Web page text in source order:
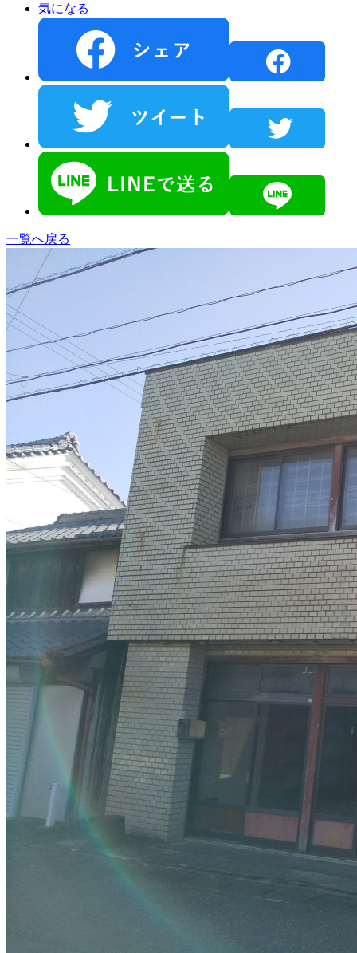
気になる
一覧へ戻る